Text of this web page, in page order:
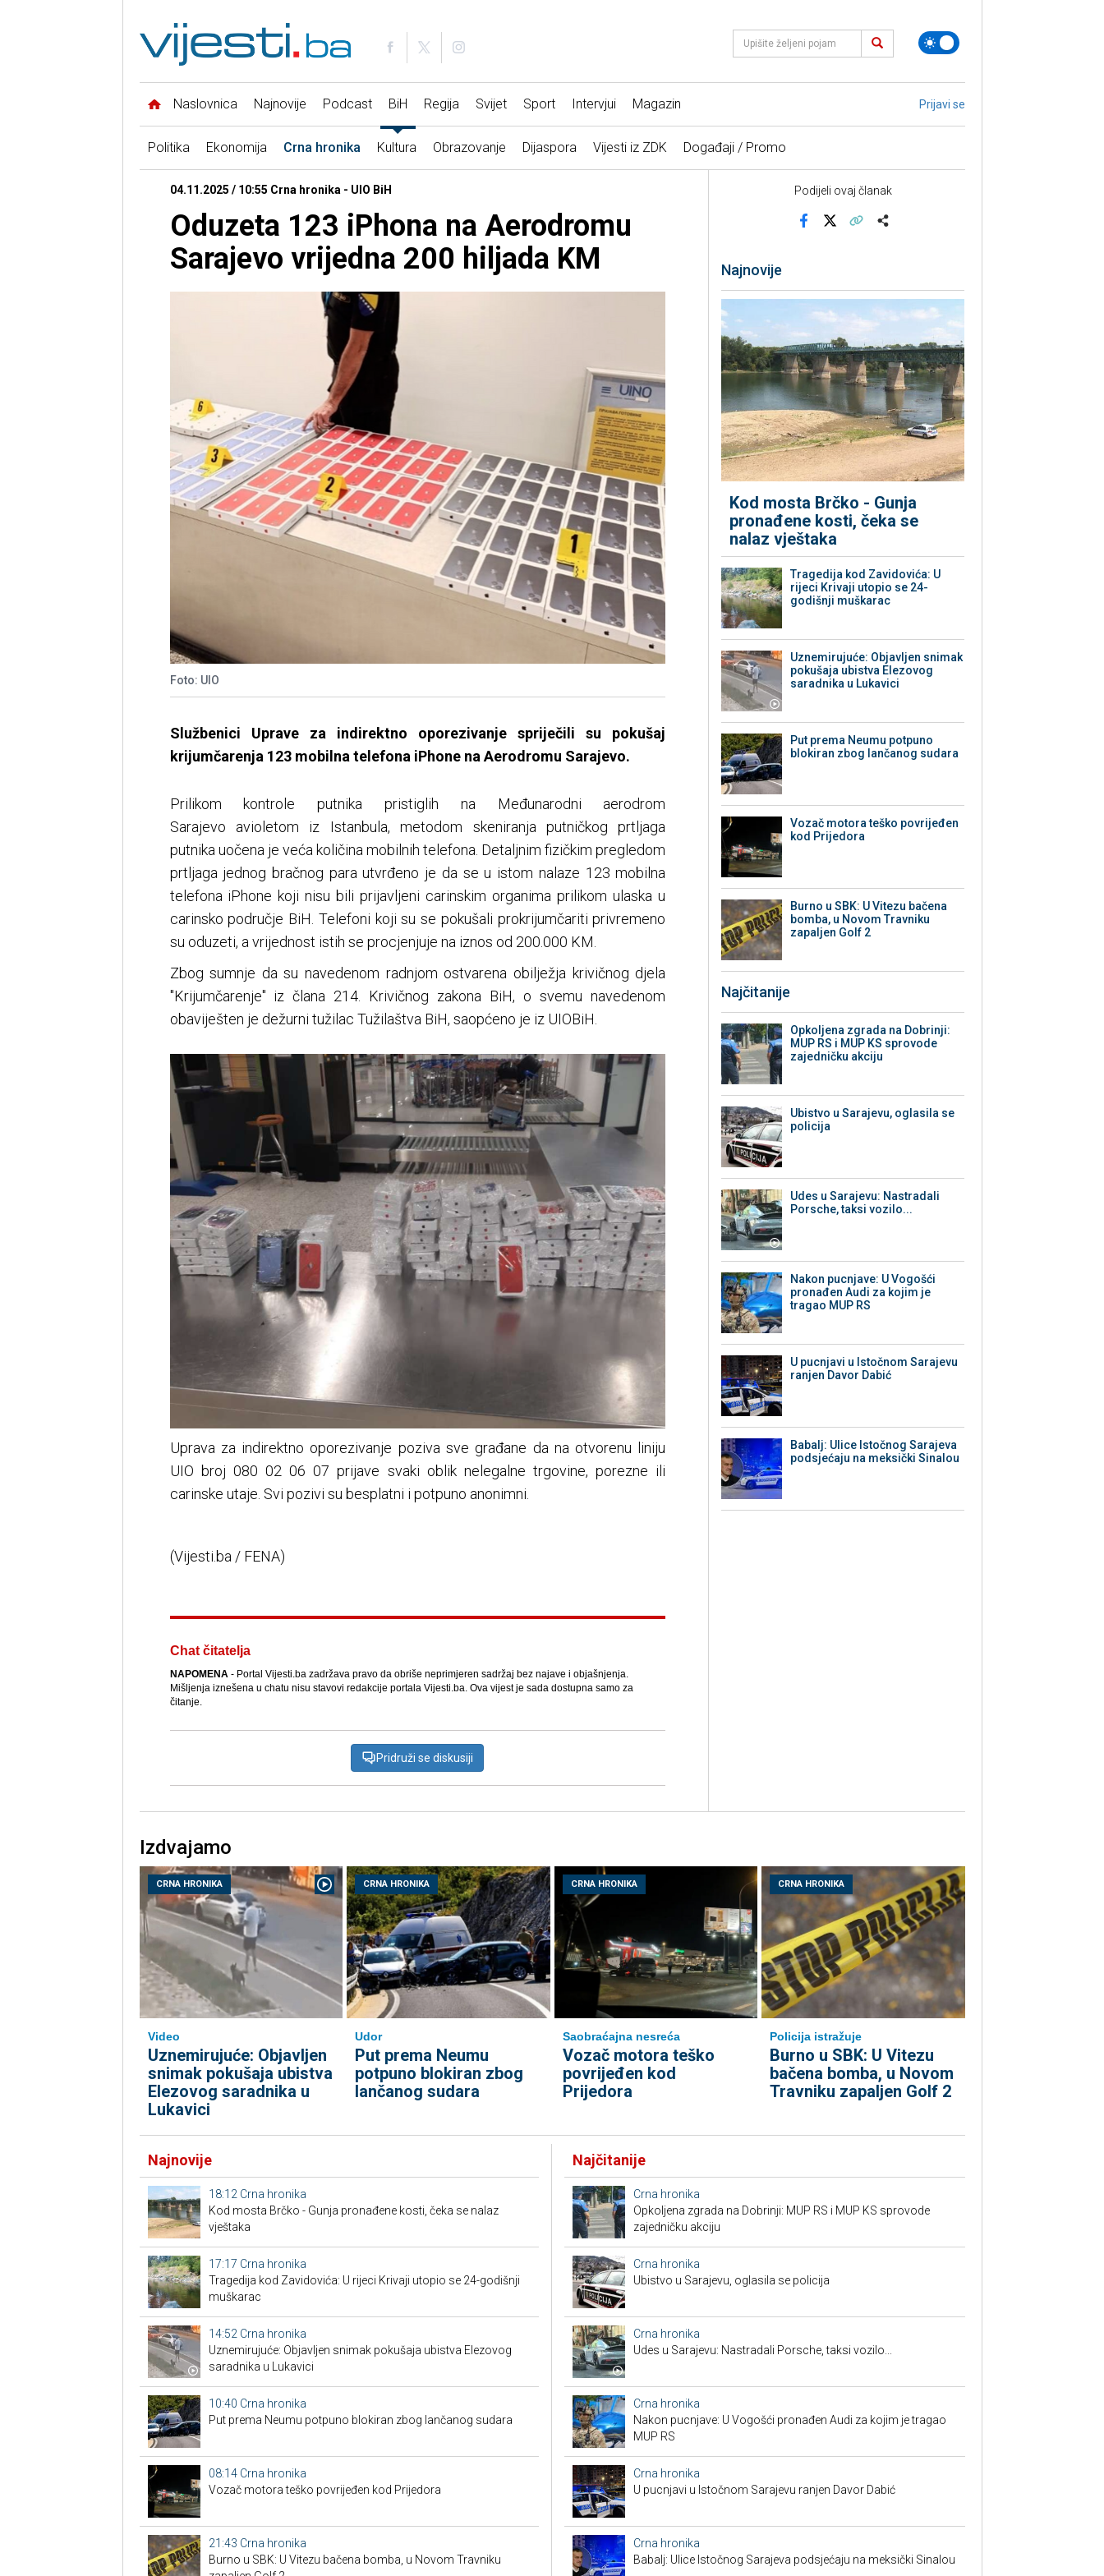
Naslovnica Najnovije Podcast BiH Regija Svijet Sport Intervjui Magazin Prijavi se
Politika Ekonomija Crna hronika Kultura Obrazovanje Dijaspora Vijesti iz ZDK Događaji / Promo
04.11.2025 / 10:55 Crna hronika - UIO BiH
Oduzeta 123 iPhona na Aerodromu
Sarajevo vrijedna 200 hiljada KM
Foto: UIO
Službenici Uprave za indirektno oporezivanje spriječili su pokušaj
krijumčarenja123 mobilna telefona iPhone na Aerodromu Sarajevo.
Prilikom kontrole putnika pristiglih na Međunarodni aerodrom
Sarajevo avioletom iz Istanbula, metodom skeniranja putničkog prtljaga
putnika uočena je veća količina mobilnih telefona. Detaljnim fizičkim pregledom
prtljaga jednog bračnog para utvrđeno je da se u istom nalaze 123 mobilna
telefona iPhone koji nisu bili prijavljeni carinskim organima prilikom ulaska u
carinsko područje BiH. Telefoni koji su se pokušali prokrijumčariti privremeno
su oduzeti, a vrijednost istih se procjenjuje na iznos od 200.000 KM.
Zbog sumnje da su navedenom radnjom ostvarena obilježja krivičnog djela
"Krijumčarenje" iz člana 214. Krivičnog zakona BiH, o svemu navedenom
obaviješten je dežurni tužilac Tužilaštva BiH, saopćeno je iz UIOBiH.
Uprava za indirektno oporezivanje poziva sve građane da na otvorenu liniju
UIO broj 080 02 06 07 prijave svaki oblik nelegalne trgovine, porezne ili
carinske utaje. Svi pozivi su besplatni i potpuno anonimni.
(Vijesti.ba / FENA)
Chat čitatelja
NAPOMENA - Portal Vijesti.ba zadržava pravo da obriše neprimjeren sadržaj bez najave i objašnjenja.
Mišljenja iznešena u chatu nisu stavovi redakcije portala Vijesti.ba. Ova vijest je sada dostupna samo za
čitanje.
Pridruži se diskusiji
Podijeli ovaj članak
Najnovije
Kod mosta Brčko - Gunja
pronađene kosti, čeka se
nalaz vještaka
Tragedija kod Zavidovića: U
rijeci Krivaji utopio se 24-
godišnji muškarac
Uznemirujuće: Objavljen snimak
pokušaja ubistva Elezovog
saradnika u Lukavici
Put prema Neumu potpuno
blokiran zbog lančanog sudara
Vozač motora teško povrijeđen
kod Prijedora
Burno u SBK: U Vitezu bačena
bomba, u Novom Travniku
zapaljen Golf 2
Najčitanije
Opkoljena zgrada na Dobrinji:
MUP RS i MUP KS sprovode
zajedničku akciju
Ubistvo u Sarajevu, oglasila se
policija
Udes u Sarajevu: Nastradali
Porsche, taksi vozilo...
Nakon pucnjave: U Vogošći
pronađen Audi za kojim je
tragao MUP RS
U pucnjavi u Istočnom Sarajevu
ranjen Davor Dabić
Babalj: Ulice Istočnog Sarajeva
podsjećaju na meksički Sinalou
Izdvajamo
CRNA HRONIKA
Video
Uznemirujuće: Objavljen
snimak pokušaja ubistva
Elezovog saradnika u
Lukavici
CRNA HRONIKA
Udor
Put prema Neumu
potpuno blokiran zbog
lančanog sudara
CRNA HRONIKA
Saobraćajna nesreća
Vozač motora teško
povrijeđen kod
Prijedora
CRNA HRONIKA
Policija istražuje
Burno u SBK: U Vitezu
bačena bomba, u Novom
Travniku zapaljen Golf 2
Najnovije
18:12 Crna hronika
Kod mosta Brčko - Gunja pronađene kosti, čeka se nalaz
vještaka
17:17 Crna hronika
Tragedija kod Zavidovića: U rijeci Krivaji utopio se 24-godišnji
muškarac
14:52 Crna hronika
Uznemirujuće: Objavljen snimak pokušaja ubistva Elezovog
saradnika u Lukavici
10:40 Crna hronika
Put prema Neumu potpuno blokiran zbog lančanog sudara
08:14 Crna hronika
Vozač motora teško povrijeđen kod Prijedora
21:43 Crna hronika
Burno u SBK: U Vitezu bačena bomba, u Novom Travniku
Najčitanije
Crna hronika
Opkoljena zgrada na Dobrinji: MUP RS i MUP KS sprovode
zajedničku akciju
Crna hronika
Ubistvo u Sarajevu, oglasila se policija
Crna hronika
Udes u Sarajevu: Nastradali Porsche, taksi vozilo...
Crna hronika
Nakon pucnjave: U Vogošći pronađen Audi za kojim je tragao
MUP RS
Crna hronika
U pucnjavi u Istočnom Sarajevu ranjen Davor Dabić
Crna hronika
Babalj: Ulice Istočnog Sarajeva podsjećaju na meksički Sinalou